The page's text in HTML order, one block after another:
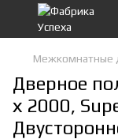
Межкомнатные
Дверное
х 2000,